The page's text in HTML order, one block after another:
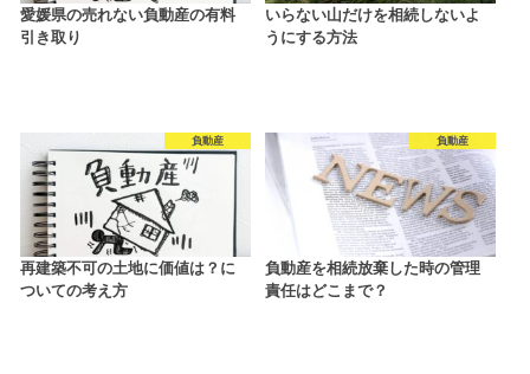
愛媛県の売れない負動産の有料
引き取り
いらない山だけを相続しないよ
うにする方法
負動産
再建築不可の土地に価値は？に
ついての考え方
負動産
負動産を相続放棄した時の管理
責任はどこまで？